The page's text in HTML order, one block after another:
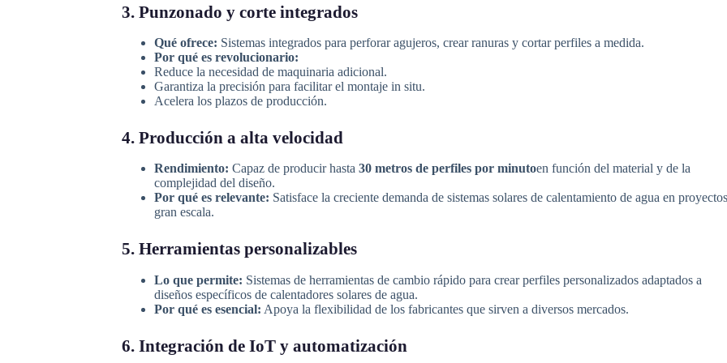
3. Punzonado y corte integrados
Qué ofrece: Sistemas integrados para perforar agujeros, crear ranuras y cortar perfiles a medida.
Por qué es revolucionario:
Reduce la necesidad de maquinaria adicional.
Garantiza la precisión para facilitar el montaje in situ.
Acelera los plazos de producción.
4. Producción a alta velocidad
Rendimiento: Capaz de producir hasta 30 metros de perfiles por minutoen función del material y de la
complejidad del diseño.
Por qué es relevante: Satisface la creciente demanda de sistemas solares de calentamiento de agua en
gran escala.
5. Herramientas personalizables
Lo que permite: Sistemas de herramientas de cambio rápido para crear perfiles personalizados adaptados a
diseños específicos de calentadores solares de agua.
Por qué es esencial: Apoya la flexibilidad de los fabricantes que sirven a diversos mercados.
6. Integración de IoT y automatización